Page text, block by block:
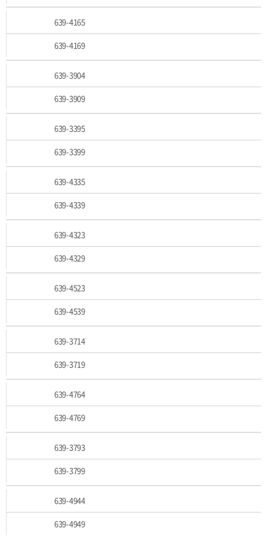
639-4165
639-4169
639-3904
639-3909
639-3395
639-3399
639-4335
639-4339
639-4323
639-4329
639-4523
639-4539
639-3714
639-3719
639-4764
639-4769
639-3793
639-3799
639-4944
639-4949